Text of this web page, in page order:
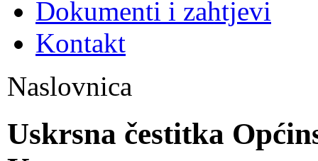
Dokumenti i zahtjevi
Kontakt
Naslovnica
Uskrsna čestitka